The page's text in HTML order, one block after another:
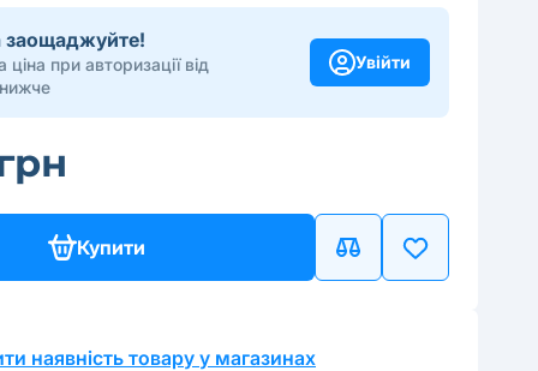
заощаджуйте!
при авторизації від
Увійти
Купити
наявність товару у магазинах